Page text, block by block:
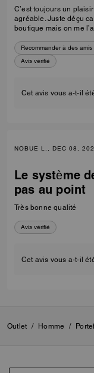
C’est toujours un
agréable. Juste déçu car il y avait affiché 15% de remise dans la
boutique mais on me
Recommander à des amis
Avis vérifié
Cet avis vous a-t-il
NOBUE L., DEC 08,
Le système
pas au point
Très bonne qualité
Avis vérifié
Cet avis vous a-t-il
Outlet / Homme /